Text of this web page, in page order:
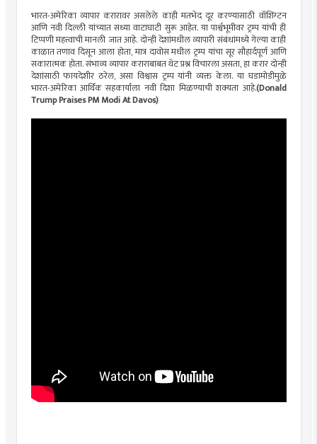
भारत-अमेरिका व्यापार करारावर असलेले काही मतभेद दूर करण्यासाठी वॉशिंग्टन
आणि नवी दिल्ली यांच्यात सध्या वाटाघाटी सुरू आहेत. या पार्श्वभूमीवर ट्रम्प यांची ही
टिप्पणी महत्त्वाची मानली जात आहे. दोन्ही देशांमधील व्यापारी संबंधांमध्ये गेल्या काही
काळात तणाव दिसून आला होता, मात्र दावोस मधील ट्रम्प यांचा सूर सौहार्दपूर्ण आणि
सकारात्मक होता. संभाव्य व्यापार कराराबाबत थेट प्रश्न विचारला असता, हा करार दोन्ही
देशांसाठी फायदेशीर ठरेल, असा विश्वास ट्रम्प यांनी व्यक्त केला. या घडामोडीमुळे
भारत-अमेरिका आर्थिक सहकार्याला नवी दिशा मिळण्याची शक्यता आहे.(Donald
Trump Praises PM Modi At Davos)